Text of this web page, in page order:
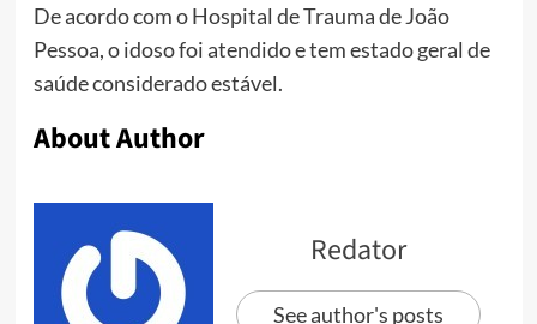
De acordo com o Hospital de Trauma de João
Pessoa, o idoso foi atendido e tem estado geral de
saúde considerado estável.
About Author
Redator
See author's posts